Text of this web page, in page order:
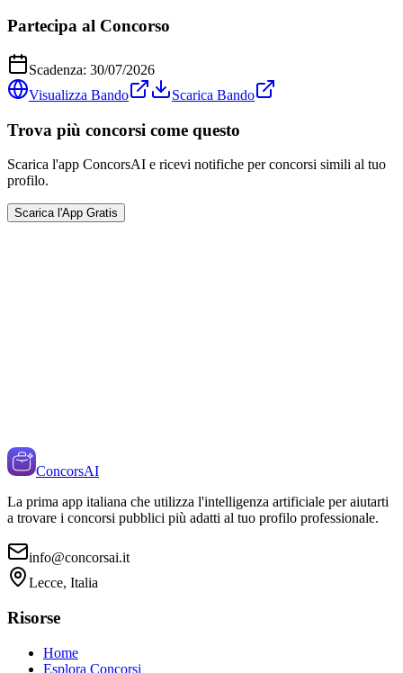
Partecipa al Concorso
Scadenza: 30/07/2026
Visualizza Bando
Scarica Bando
Trova più concorsi come questo
Scarica l'app ConcorsAI e ricevi notifiche per concorsi simili al tuo
profilo.
Scarica l'App Gratis
ConcorsAI
La prima app italiana che utilizza l'intelligenza artificiale per aiutarti
a trovare i concorsi pubblici più adatti al tuo profilo professionale.
info@concorsai.it
Lecce, Italia
Risorse
Home
Esplora Concorsi